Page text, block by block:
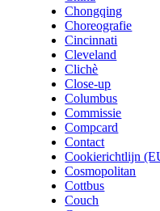
Chongqing
Choreografie
Cincinnati
Cleveland
Clichè
Close-up
Columbus
Commissie
Compcard
Contact
Cookierichtlijn
Cosmopolitan
Cottbus
Couch